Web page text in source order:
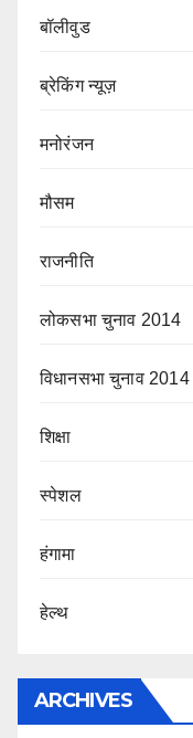
बॉलीवुड
ब्रेकिंग न्यूज़
मनोरंजन
मौसम
राजनीति
लोकसभा चुनाव 2014
विधानसभा चुनाव 2014
शिक्षा
स्पेशल
हंगामा
हेल्थ
ARCHIVES